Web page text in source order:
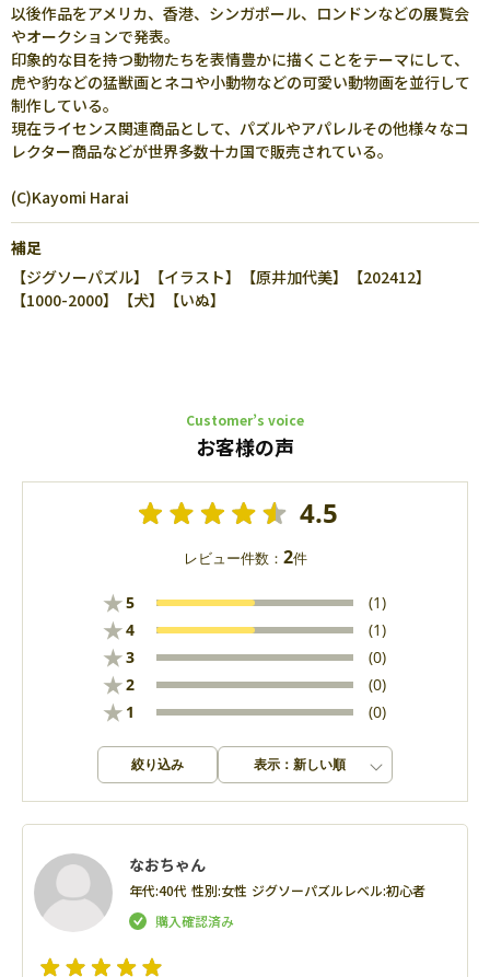
以後作品をアメリカ、香港、シンガポール、ロンドンなどの展覧会
やオークションで発表。
印象的な目を持つ動物たちを表情豊かに描くことをテーマにして、
虎や豹などの猛獣画とネコや小動物などの可愛い動物画を並行して
制作している。
現在ライセンス関連商品として、パズルやアパレルその他様々なコ
レクター商品などが世界多数十カ国で販売されている。
(C)Kayomi Harai
補足
【ジグソーパズル】【イラスト】【原井加代美】【202412】
【1000-2000】【犬】【いぬ】
Customer’s voice
お客様の声
4.5
レビュー件数： 2件
★5 (1)
★4 (1)
★3 (0)
★2 (0)
★ 1 (0)
絞り込み 表示：新しい順
なおちゃん
年代:40代 性別:女性 ジグソーパズルレベル:初心者